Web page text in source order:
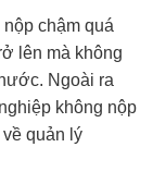
nộp chậm quá
lên mà không
Ngoài ra
không nộp
quản lý